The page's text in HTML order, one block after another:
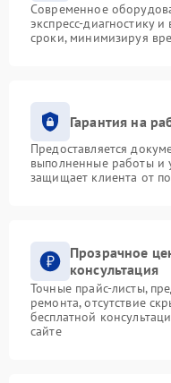
Современное
экспресс-диагностику
сроки, минимизируя
Гарантия на
Предоставляется
выполненные работы и
защищает клиента от
Прозрачное
консультация
Точные прайс-листы,
ремонта, отсутствие
бесплатной
сайте